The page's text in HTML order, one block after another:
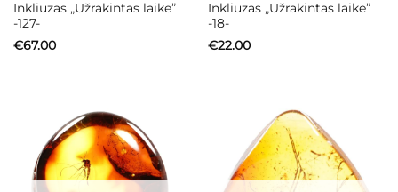
Inkliuzas „Užrakintas laike”
-127-
€67.00
Inkliuzas „Užrakintas laike”
-18-
€22.00